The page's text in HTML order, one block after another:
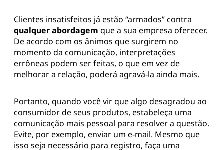
Clientes insatisfeitos já estão “armados” contra
qualquer abordagem que a sua empresa oferecer.
De acordo com os ânimos que surgirem no
momento da comunicação, interpretações
errôneas podem ser feitas, o que em vez de
melhorar a relação, poderá agravá-la ainda mais.
Portanto, quando você vir que algo desagradou ao
consumidor de seus produtos, estabeleça uma
comunicação mais pessoal para resolver a questão.
Evite, por exemplo, enviar um e-mail. Mesmo que
isso seja necessário para registro, faça uma